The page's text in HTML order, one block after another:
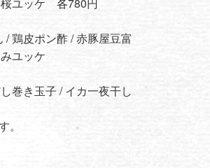
桜ユッケ 各780円
/ 鶏皮ポン酢 / 赤豚屋豆富
ユッケ
巻き玉子 / イカ一夜干し
。